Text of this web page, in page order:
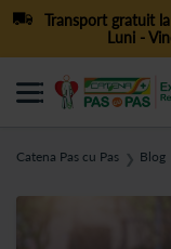
Transport gratuit
Luni -
Catena Pas cu Pas ❯ Blog